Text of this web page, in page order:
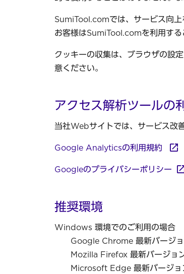
SumiTool.comでは、サービス向上
お客様はSumiTool.comを利用する
クッキーの収集は、ブラウザの設
意ください。
アクセス解析ツールの
当社Webサイトでは、サービス改
Google Analyticsの利用規約
Googleのプライバシーポリシー
推奨環境
Windows 環境でのご利用の場合
Google Chrome 最新バージ
Mozilla Firefox 最新バージョ
Microsoft Edge 最新バージョ